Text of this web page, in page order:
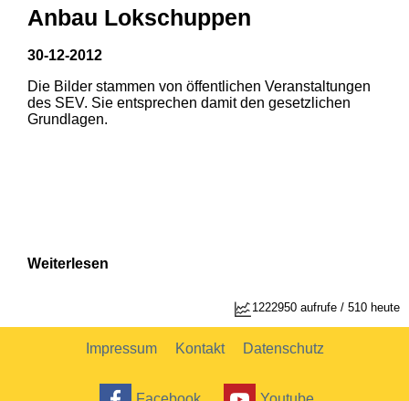
1 2
Anbau Lokschuppen
30-12-2012
Die Bilder stammen von öffentlichen Veranstaltungen
des SEV. Sie entsprechen damit den gesetzlichen
Grundlagen.
Weiterlesen
1222950 aufrufe / 510 heute
Impressum Kontakt Datenschutz